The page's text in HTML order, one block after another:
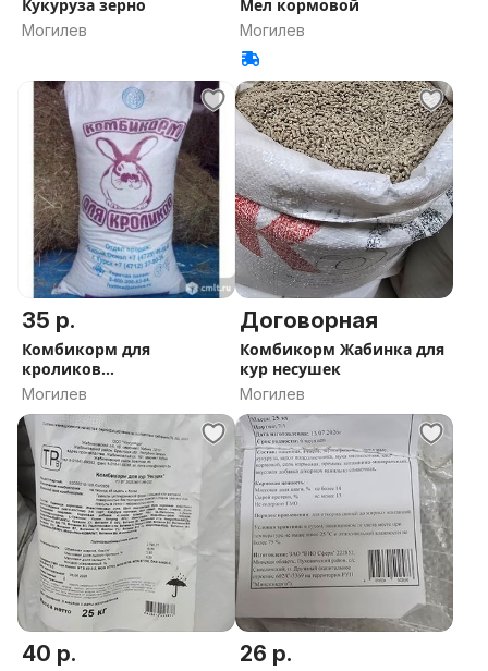
Кукуруза зерно
Могилев
Мел кормовой
Могилев
35 р.
Комбикорм для
кроликов
полнорационный
Могилев
Договорная
Комбикорм Жабинка для
кур несушек
Могилев
40 р. 26 р.